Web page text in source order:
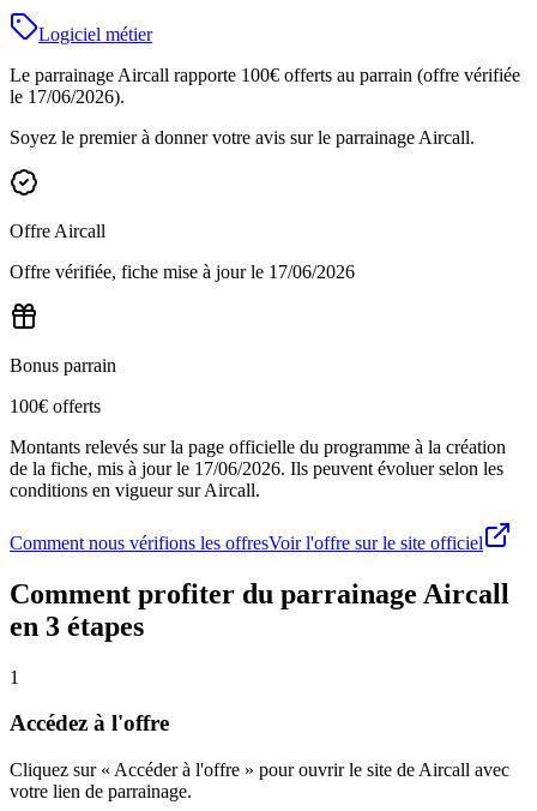
Logiciel métier
Le parrainage Aircall rapporte 100€ offerts au parrain (offre vérifiée
le 17/06/2026).
Soyez le premier à donner votre avis sur le parrainage Aircall.
Offre Aircall
Offre vérifiée, fiche mise à jour le 17/06/2026
Bonus parrain
100€ offerts
Montants relevés sur la page officielle du programme à la création
de la fiche, mis à jour le 17/06/2026. Ils peuvent évoluer selon les
conditions en vigueur surAircall.
Comment nous vérifions les offresVoir l'offre sur le site officiel
Comment profiter du parrainage Aircall
en 3 étapes
1
Accédez à l'offre
Cliquez sur « Accéder à l'offre » pour ouvrir le site de Aircall avec
votre lien de parrainage.